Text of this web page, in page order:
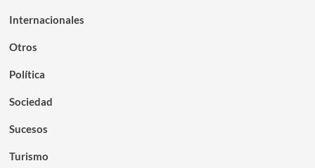
Internacionales
Otros
Política
Sociedad
Sucesos
Turismo